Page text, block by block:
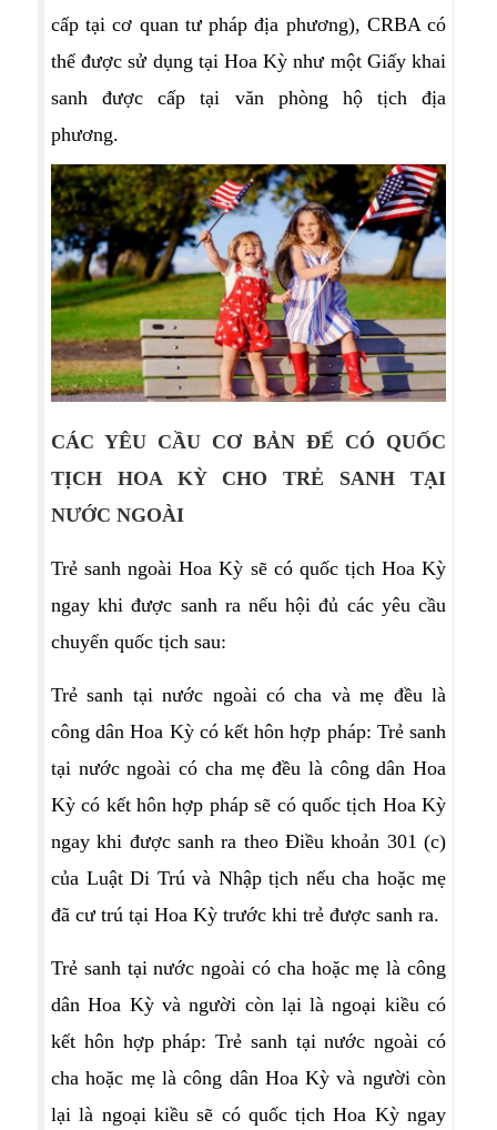
cấp tại cơ quan tư pháp địa phương), CRBA có
thể được sử dụng tại Hoa Kỳ như một Giấy khai
sanh được cấp tại văn phòng hộ tịch địa
phương.
CÁC YÊU CẦU CƠ BẢN ĐỂ CÓ QUỐC
TỊCH HOA KỲ CHO TRẺ SANH TẠI
NƯỚC NGOÀI
Trẻ sanh ngoài Hoa Kỳ sẽ có quốc tịch Hoa Kỳ
ngay khi được sanh ra nếu hội đủ các yêu cầu
chuyển quốc tịch sau:
Trẻ sanh tại nước ngoài có cha và mẹ đều là
công dân Hoa Kỳ có kết hôn hợp pháp: Trẻ sanh
tại nước ngoài có cha mẹ đều là công dân Hoa
Kỳ có kết hôn hợp pháp sẽ có quốc tịch Hoa Kỳ
ngay khi được sanh ra theo Điều khoản 301 (c)
của Luật Di Trú và Nhập tịch nếu cha hoặc mẹ
đã cư trú tại Hoa Kỳ trước khi trẻ được sanh ra.
Trẻ sanh tại nước ngoài có cha hoặc mẹ là công
dân Hoa Kỳ và người còn lại là ngoại kiều có
kết hôn hợp pháp: Trẻ sanh tại nước ngoài có
cha hoặc mẹ là công dân Hoa Kỳ và người còn
lại là ngoại kiều sẽ có quốc tịch Hoa Kỳ ngay